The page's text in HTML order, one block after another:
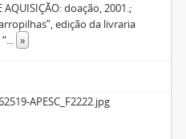
doação, 2001.;
edição da livraria
... »
APESC_F2222.jpg